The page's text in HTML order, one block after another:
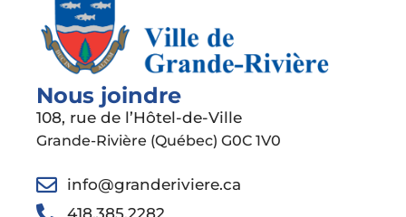
Nous joindre
108, rue de l’Hôtel-de-Ville
Grande-Rivière (Québec) G0C 1V0
info@granderiviere.ca